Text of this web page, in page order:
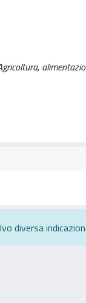
diversa